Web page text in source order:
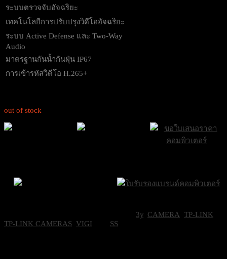
ระบบตรวจจับอัจฉริยะ
เทคโนโลยีการปรับปรุงวิดีโออัจฉริยะ
ระบบ Active Defense และ Two-Way
Audio
มาตรฐานกันน้ำกันฝุ่น IP67
การเข้ารหัสวิดีโอ H.265+
out of stock
3y CAMERA TP-LINK
TP-LINK CAMERAS VIGI SS